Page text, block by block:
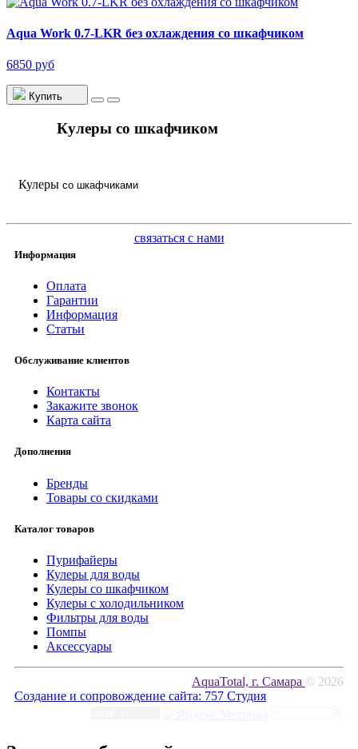
Aqua Work 0.7-LKR без охлаждения со шкафчиком
6850 руб
Купить
Кулеры со шкафчиком
Кулеры со шкафчиками
связаться с нами
Информация
Оплата
Гарантии
Информация
Статьи
Обслуживание клиентов
Контакты
Закажите звонок
Карта сайта
Дополнения
Бренды
Товары со скидками
Каталог товаров
Пурифайеры
Кулеры для воды
Кулеры со шкафчиком
Кулеры с холодильником
Фильтры для воды
Помпы
Аксессуары
AquaTotal, г. Самара © 2026
Создание и сопровождение сайта: 757 Студия